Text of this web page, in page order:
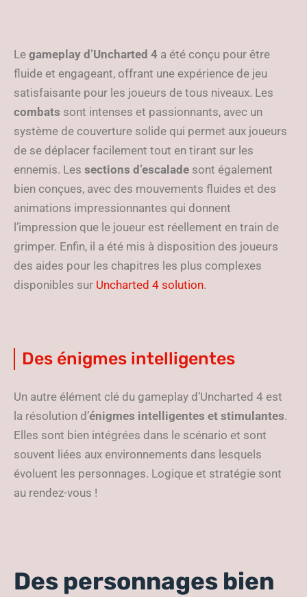
Le gameplay d’Uncharted 4 a été conçu pour être
fluide et engageant, offrant une expérience de jeu
satisfaisante pour les joueurs de tous niveaux. Les
combats sont intenses et passionnants, avec un
système de couverture solide qui permet aux joueurs
de se déplacer facilement tout en tirant sur les
ennemis. Les sections d’escalade sont également
bien conçues, avec des mouvements fluides et des
animations impressionnantes qui donnent
l’impression que le joueur est réellement en train de
grimper. Enfin, il a été mis à disposition des joueurs
des aides pour les chapitres les plus complexes
disponibles sur Uncharted 4 solution.
Des énigmes intelligentes
Un autre élément clé du gameplay d’Uncharted 4 est
la résolution d’énigmes intelligentes et stimulantes.
Elles sont bien intégrées dans le scénario et sont
souvent liées aux environnements dans lesquels
évoluent les personnages. Logique et stratégie sont
au rendez-vous !
Des personnages bien